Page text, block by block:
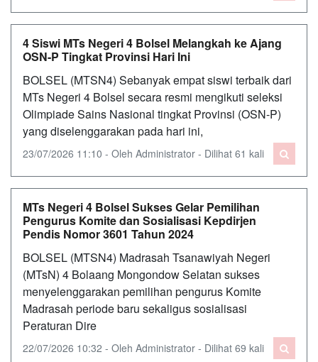
4 Siswi MTs Negeri 4 Bolsel Melangkah ke Ajang
OSN-P Tingkat Provinsi Hari Ini
BOLSEL (MTSN4) Sebanyak empat siswi terbaik dari
MTs Negeri 4 Bolsel secara resmi mengikuti seleksi
Olimpiade Sains Nasional tingkat Provinsi (OSN-P)
yang diselenggarakan pada hari ini,
23/07/2026 11:10 - Oleh Administrator - Dilihat 61 kali
MTs Negeri 4 Bolsel Sukses Gelar Pemilihan
Pengurus Komite dan Sosialisasi Kepdirjen
Pendis Nomor 3601 Tahun 2024
BOLSEL (MTSN4) Madrasah Tsanawiyah Negeri
(MTsN) 4 Bolaang Mongondow Selatan sukses
menyelenggarakan pemilihan pengurus Komite
Madrasah periode baru sekaligus sosialisasi
Peraturan Dire
22/07/2026 10:32 - Oleh Administrator - Dilihat 69 kali